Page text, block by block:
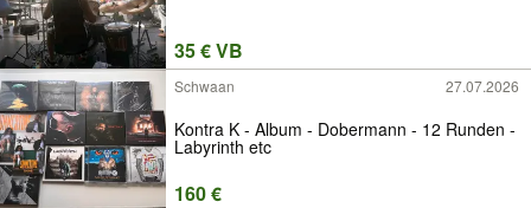
35 € VB
Schwaan 27.07.2026
Kontra K - Album - Dobermann - 12 Runden -
Labyrinth etc
160 €